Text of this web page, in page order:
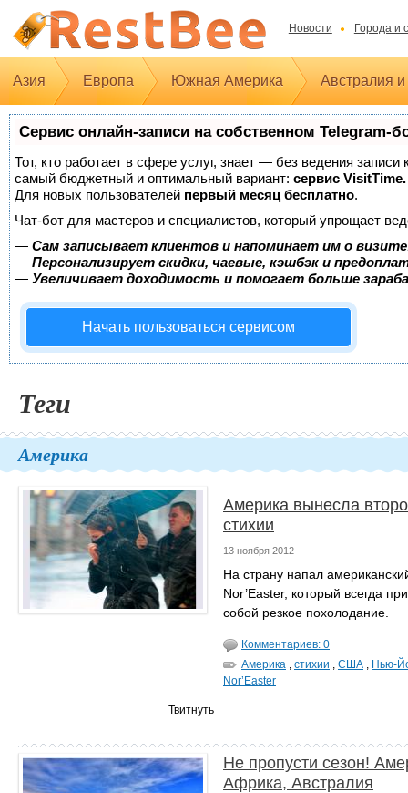
Новости Города и
Азия Европа Южная Америка Австралия
Сервис онлайн-записи на собственном Telegram-
Тот, кто работает в сфере услуг, знает — без ведения
самый бюджетный и оптимальный вариант: сервис VisitTime.
Для новых пользователей первый месяц бесплатно.
Чат-бот для мастеров и специалистов, который упрощает
— Сам записывает клиентов и напоминает им о
— Персонализирует скидки, чаевые, кэшбэк и
— Увеличивает доходимость и помогает больше
Начать пользоваться сервисом
Теги
Америка
Америка вынесла
стихии
13 ноября 2012
На страну напал
Nor’Easter, который всегда
собой резкое похолодание.
Комментариев: 0
Америка , стихии , США , Нью-
Nor’Easter
Твитнуть
Не пропусти сезон!
Африка, Австралия